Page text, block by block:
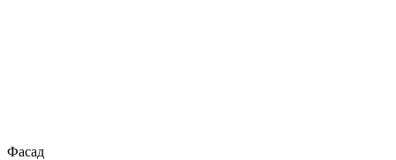
Фасад